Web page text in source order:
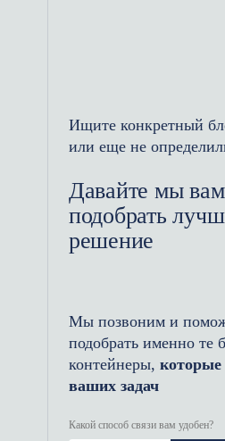
Ищите конкретный
или еще не
Давайте мы
подобрать
решение
Мы позвоним и
подобрать именно те
контейнеры, которые
ваших задач
Какой способ связи вам удобен?